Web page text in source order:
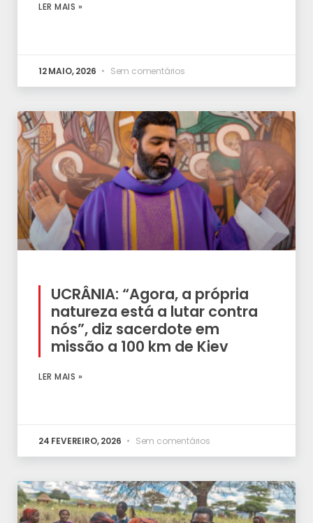
LER MAIS »
12 MAIO, 2026 Sem comentários
UCRÂNIA: “Agora, a própria
natureza está a lutar contra
nós”, diz sacerdote em
missão a 100 km de Kiev
LER MAIS »
24 FEVEREIRO, 2026 Sem comentários